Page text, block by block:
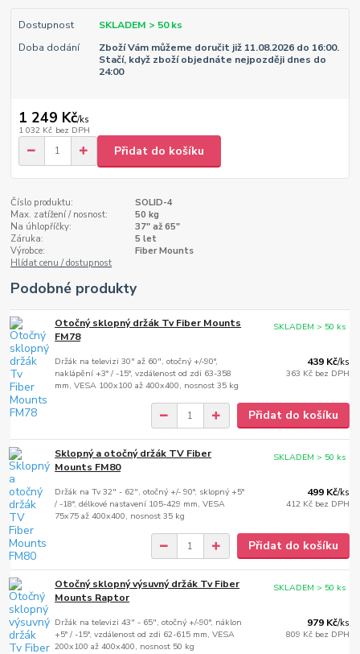
Dostupnost
SKLADEM > 50 ks
Doba dodání
Zboží Vám můžeme doručit již 11.08.2026 do 16:00.
Stačí, když zboží objednáte nejpozději dnes do
24:00
1 249 Kč/ks
1 032 Kč bez DPH
Přidat do košíku
Číslo produktu:
SOLID-4
Max. zatížení / nosnost:
50 kg
Na úhlopříčky:
37" až 65"
Záruka:
5 let
Výrobce:
Fiber Mounts
Hlídat cenu / dostupnost
Podobné produkty
Otočný sklopný držák Tv Fiber Mounts
FM78
Držák na televizi 30" až 60", otočný +/-90°,
naklápění +3° / -15°, vzdálenost od zdi 63-358
mm, VESA 100x100 až 400x400, nosnost 35 kg
439 Kč/ks
363 Kč bez DPH
SKLADEM > 50 ks
Přidat do košíku
Sklopný a otočný držák TV Fiber
Mounts FM80
Držák na Tv 32" - 62", otočný +/- 90°, sklopný +5°
/ -18°, délkové nastavení 105-429 mm, VESA
75x75 až 400x400, nosnost 35 kg
499 Kč/ks
412 Kč bez DPH
SKLADEM > 50 ks
Přidat do košíku
Otočný sklopný výsuvný držák Tv Fiber
Mounts Raptor
Držák na televizi 43" - 65", otočný +/-90°, náklon
+5° / -15°, vzdálenost od zdi 62-615 mm, VESA
200x100 až 400x400, nosnost 50 kg
979 Kč/ks
809 Kč bez DPH
SKLADEM > 50 ks